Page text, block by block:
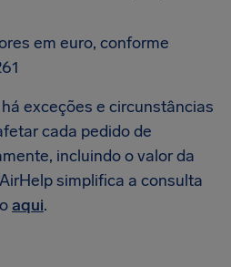
em euro, conforme
exceções e circunstâncias
cada pedido de
incluindo o valor da
simplifica a consulta
aqui.